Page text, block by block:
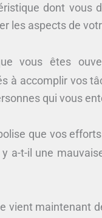
dont vous
les aspects de
vous êtes
à accomplir vos
qui vous
que vos
a-t-il une
vient maintenant